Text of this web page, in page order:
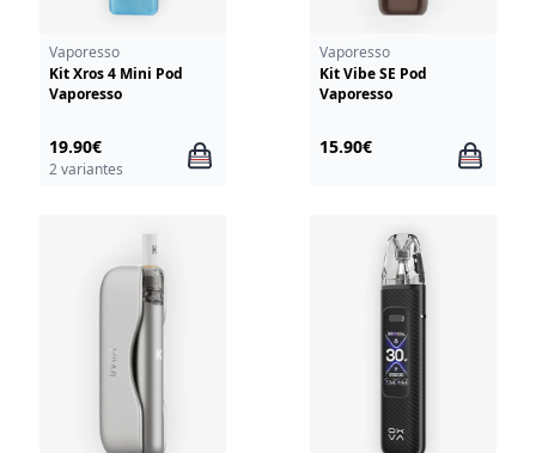
Vaporesso
Kit Xros 4 Mini Pod
Vaporesso
19.90€
2 variantes
Vaporesso
Kit Vibe SE Pod
Vaporesso
15.90€